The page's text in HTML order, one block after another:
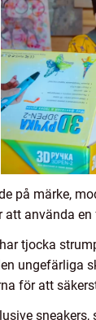
på märke,
använda
tjocka
ungefärliga
för att